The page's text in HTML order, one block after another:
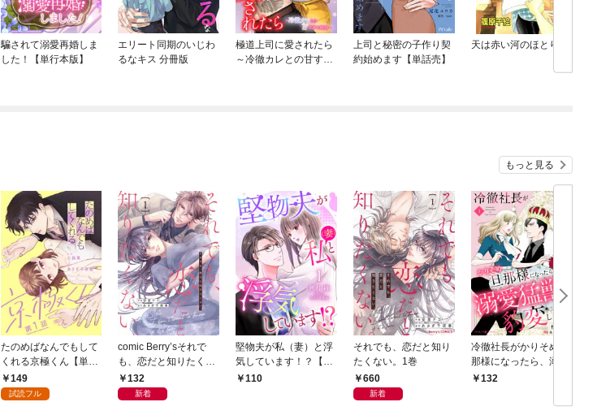
騙されて溺愛再婚しま
した！【単行本版】
エリート同期のいじわ
るなキス 分冊版
極道上司に愛されたら
～冷徹カレとの甘すぎ
上司と秘密の子作り契
約始めます【単話売】
天は赤い河のほとり
もっと見る
たのめばなんでもして
くれる京極くん【単
話】１
149
試読フル
comic Berry’sそれで
も、恋だと知りたくな
い。1巻
132
新着
堅物夫が私（妻）と浮
気しています！？【分
冊版】1話
110
それでも、恋だと知り
たくない。1巻
660
新着
冷徹社長がかりそめ旦
那様になったら、溺愛
猛獣に豹変しました
132